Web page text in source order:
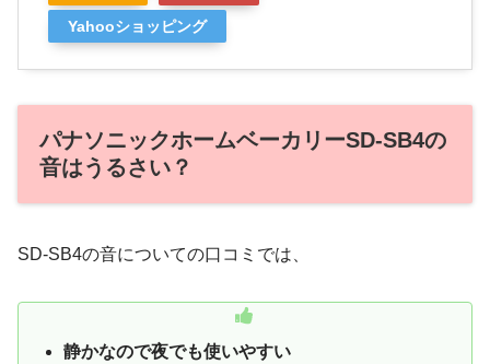
Yahooショッピング
パナソニックホームベーカリーSD-SB4の
音はうるさい？
SD-SB4の音についての口コミでは、
静かなので夜でも使いやすい